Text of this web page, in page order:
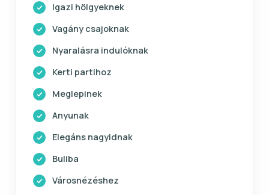
Igazi hölgyeknek
Vagány csajoknak
Nyaralásra indulóknak
Kerti partihoz
Meglepinek
Anyunak
Elegáns nagyidnak
Buliba
Városnézéshez